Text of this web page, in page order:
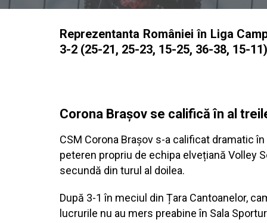
Reprezentanta României în Liga
3-2 (25-21, 25-23, 15-25, 36-38, 15-
Corona Brașov se califică în al
CSM Corona Brașov s-a calificat dramatic
peteren propriu de echipa elvețiană Volley
secundă din turul al doilea.
După 3-1 în meciul din Țara Cantoanelor,
lucrurile nu au mers preabine în Sala